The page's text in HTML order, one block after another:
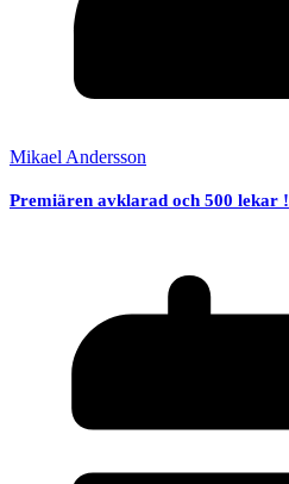
Mikael Andersson
Premiären avklarad och 500 lekar !